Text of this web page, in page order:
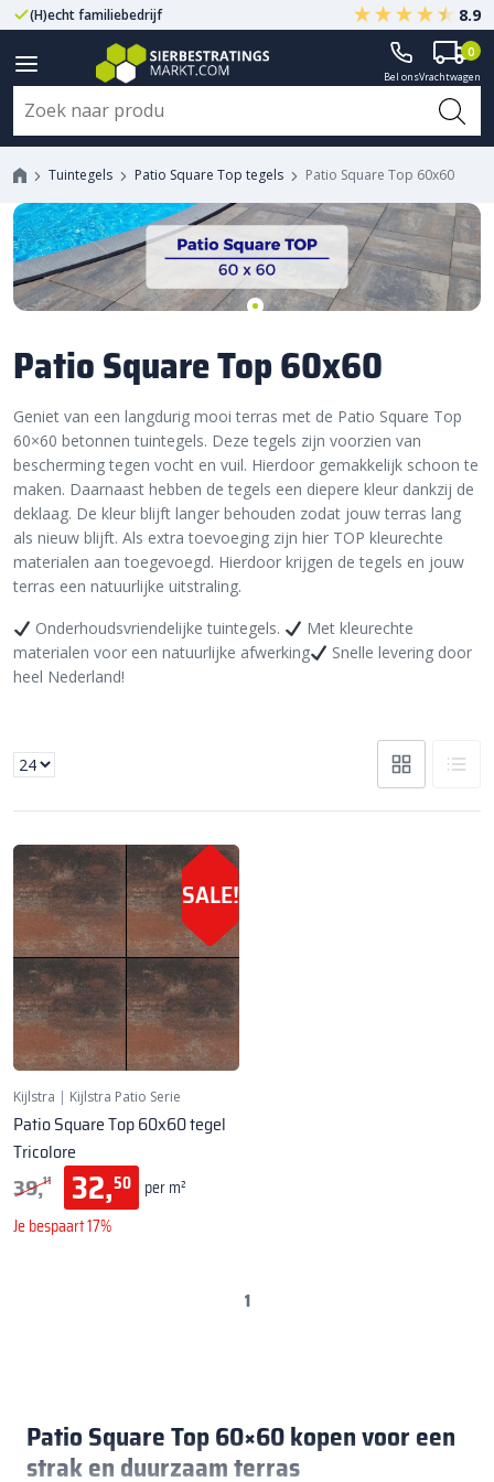
(H)echt familiebedrijf Gegarandeerd A-kwaliteit
8.9
Bel onsVrachtwagen
0
Tuintegels Patio Square Top tegels Patio Square Top 60x60
Patio Square Top 60x60
Geniet van een langdurig mooi terras met de Patio Square Top
60×60 betonnen tuintegels. Deze tegels zijn voorzien van
bescherming tegen vocht en vuil. Hierdoor gemakkelijk schoon te
maken. Daarnaast hebben de tegels een diepere kleur dankzij de
deklaag. De kleur blijft langer behouden zodat jouw terras lang
als nieuw blijft. Als extra toevoeging zijn hier TOP kleurechte
materialen aan toegevoegd. Hierdoor krijgen de tegels en jouw
terras een natuurlijke uitstraling.
Onderhoudsvriendelijke tuintegels.
Met kleurechte
materialen voor een natuurlijke afwerking
Snelle levering door
heel Nederland!
SALE!
Kijlstra | Kijlstra Patio Serie
Patio Square Top 60x60 tegel
Tricolore
39,11 32,50 per m²
Je bespaart 17%
1
Patio Square Top 60×60 kopen voor een
strak en duurzaam terras